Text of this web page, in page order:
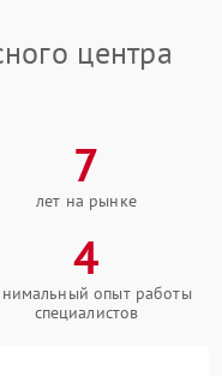
центра
7
лет на рынке
4
опыт работы
специалистов